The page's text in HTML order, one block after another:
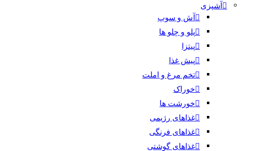
آشپزی
آش و سوپ
پلو و چلو ها
پیتزا
پیش غذا
تخم مرغ و املت
خوراک
خورشت ها
غذاهای رژیمی
غذاهای فرنگی
غذاهای گوشتی